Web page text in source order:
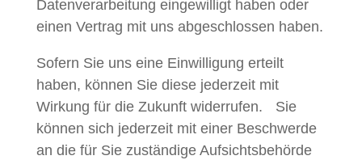
Datenverarbeitung eingewilligt haben oder
einen Vertrag mit uns abgeschlossen haben.
Sofern Sie uns eine Einwilligung erteilt
haben, können Sie diese jederzeit mit
Wirkung für die Zukunft widerrufen. Sie
können sich jederzeit mit einer Beschwerde
an die für Sie zuständige Aufsichtsbehörde